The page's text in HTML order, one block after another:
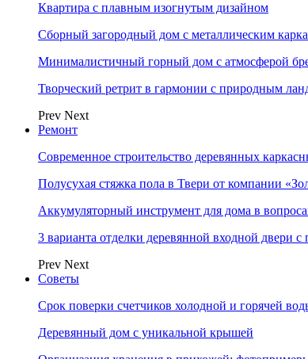
Квартира с плавным изогнутым дизайном
Сборный загородный дом с металлическим
Минималистичный горный дом с атмосферой
Творческий ретрит в гармонии с природным
Prev Next
Ремонт
Современное строительство деревянных
Полусухая стяжка пола в Твери от компании
Аккумуляторный инструмент для дома в
3 варианта отделки деревянной входной двери
Prev Next
Советы
Срок поверки счетчиков холодной и горячей
Деревянный дом с уникальной крышей